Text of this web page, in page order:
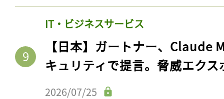
IT・ビジネスサービス
【日本】ガートナー、Claude
キュリティで提言。脅威エク
2026/07/25